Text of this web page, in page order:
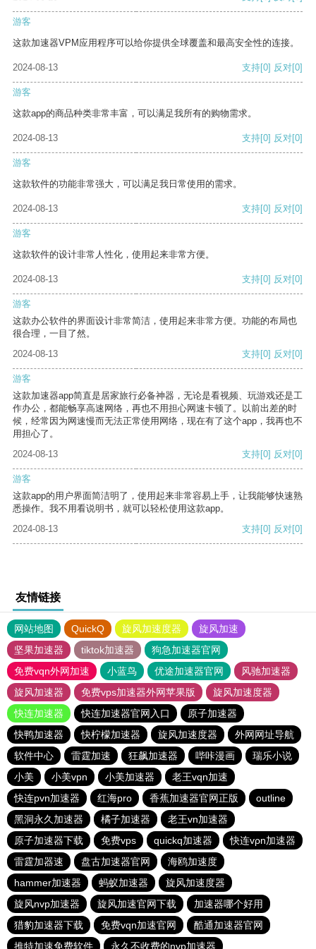
游客
这款加速器VPM应用程序可以给你提供全球覆盖和最高安全性的连接。
2024-08-13 支持[0] 反对[0]
游客
这款app的商品种类非常丰富，可以满足我所有的购物需求。
2024-08-13 支持[0] 反对[0]
游客
这款软件的功能非常强大，可以满足我日常使用的需求。
2024-08-13 支持[0] 反对[0]
游客
这款软件的设计非常人性化，使用起来非常方便。
2024-08-13 支持[0] 反对[0]
游客
这款办公软件的界面设计非常简洁，使用起来非常方便。功能的布局也
很合理，一目了然。
2024-08-13
支持[0] 反对[0]
游客
这款加速器app简直是居家旅行必备神器，无论是看视频、玩游戏还是工
作办公，都能畅享高速网络，再也不用担心网速卡顿了。以前出差的时
候，经常因为网速慢而无法正常使用网络，现在有了这个app，我再也不
用担心了。
2024-08-13
支持[0] 反对[0]
游客
这款app的用户界面简洁明了，使用起来非常容易上手，让我能够快速熟
悉操作。我不用看说明书，就可以轻松使用这款app。
2024-08-13
支持[0] 反对[0]
友情链接
网站地图 QuickQ 旋风加速度器
旋风加速
坚果加速器
tiktok加速器
狗急加速器官网
免费vqn外网加速
小蓝鸟 优途加速器官网
风驰加速器
旋风加速器
免费vps加速器外网苹果版
旋风加速度器
快连加速器
快连加速器官网入口
原子加速器
快鸭加速器
快柠檬加速器 旋风加速度器
外网网址导航
软件中心
雷霆加速 狂飙加速器 哔咔漫画
瑞乐小说
小美
小美vpn 小美加速器
老王vqn加速
快连pvn加速器
红海pro 香蕉加速器官网正版
outline
黑洞永久加速器
橘子加速器
老王vn加速器
原子加速器下载
免费vps quickq加速器
快连vρn加速器
雷霆加器速
盘古加速器官网
海鸥加速度
hammer加速器
蚂蚁加速器
旋风加速度器
旋风nvp加速器
旋风加速官网下载
加速器哪个好用
猎豹加速器下载
免费vqn加速官网
酷通加速器官网
推特加速免费软件
永久不收费的nvp加速器